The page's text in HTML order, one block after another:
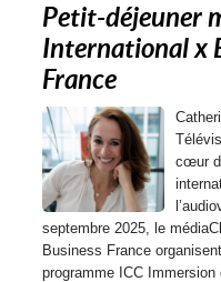
Petit-déjeuner
International x
France
cœur
septembre 2025, le
Business France
programme ICC Immersion